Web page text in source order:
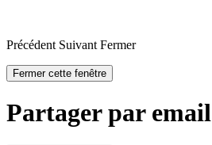
Précédent Suivant Fermer
Fermer cette fenêtre
Partager par email